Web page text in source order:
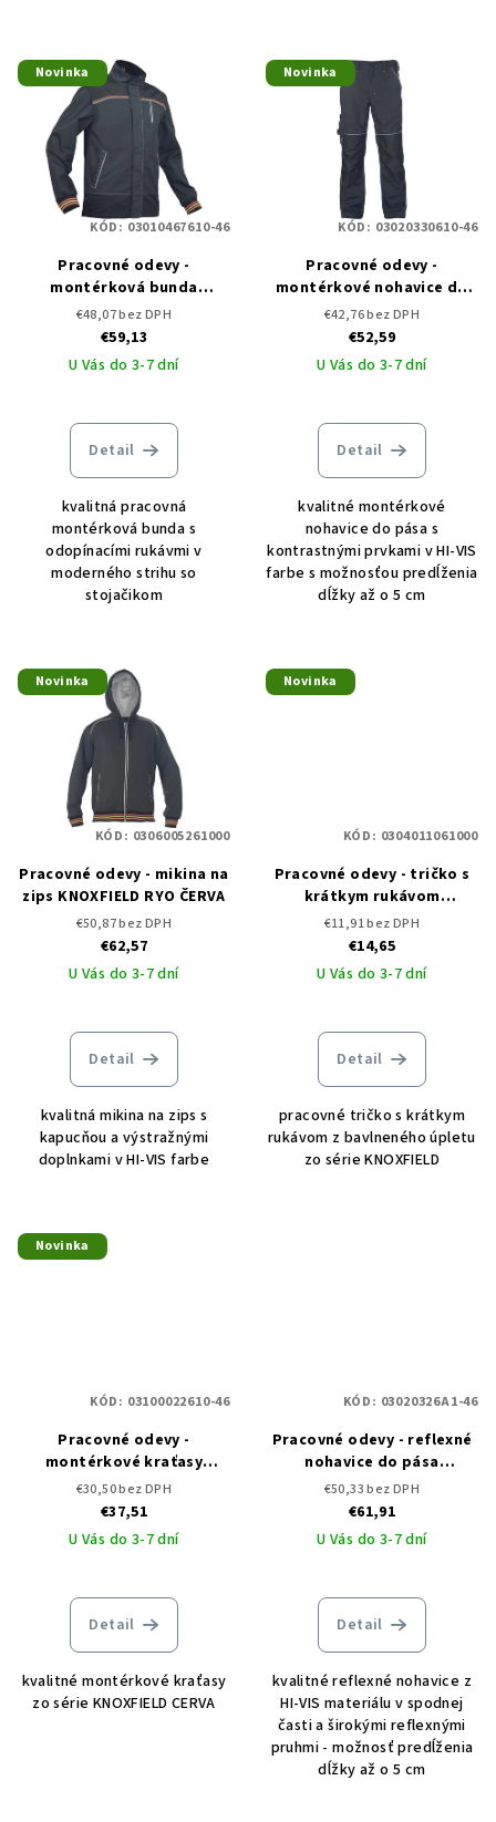
Novinka
Pracovné odevy -
montérková bunda
KNOXFIELD RYO ČERVA
€48,07 bez DPH
€59,13
U Vás do 3-7 dní
Detail
kvalitná pracovná
montérková bunda s
odopínacími rukávmi v
moderného strihu so
stojačikom
KÓD: 03010467610-46
Novinka
Pracovné odevy -
montérkové nohavice do
pása KNOXFIELD RYO ČERVA
€42,76 bez DPH
€52,59
U Vás do 3-7 dní
Detail
kvalitné montérkové
nohavice do pása s
kontrastnými prvkami v HI-VIS
farbe s možnosťou predĺženia
dĺžky až o 5 cm
KÓD: 03020330610-46
Novinka
Pracovné odevy - mikina na
zips KNOXFIELD RYO ČERVA
€50,87 bez DPH
€62,57
U Vás do 3-7 dní
Detail
kvalitná mikina na zips s
kapucňou a výstražnými
doplnkami v HI-VIS farbe
KÓD: 0306005261000
Novinka
Pracovné odevy - tričko s
krátkym rukávom
KNOXFIELD RYO ČERVA
€11,91 bez DPH
€14,65
U Vás do 3-7 dní
Detail
pracovné tričko s krátkym
rukávom z bavlneného úpletu
zo série KNOXFIELD
KÓD: 0304011061000
Novinka
Pracovné odevy -
montérkové kraťasy
KNOXFIELD RYO ČERVA
€30,50 bez DPH
€37,51
U Vás do 3-7 dní
Detail
kvalitné montérkové kraťasy
zo série KNOXFIELD CERVA
KÓD: 03100022610-46
Pracovné odevy - reflexné
nohavice do pása
KNOXFIELD ČERVA -
DOPREDAJ
€50,33 bez DPH
€61,91
U Vás do 3-7 dní
Detail
kvalitné reflexné nohavice z
HI-VIS materiálu v spodnej
časti a širokými reflexnými
pruhmi - možnosť predĺženia
dĺžky až o 5 cm
KÓD: 03020326A1-46